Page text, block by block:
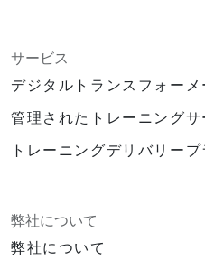
サービス
デジタルトランスフォーメ
管理されたトレーニングサ
トレーニングデリバリー
弊社について
弊社について